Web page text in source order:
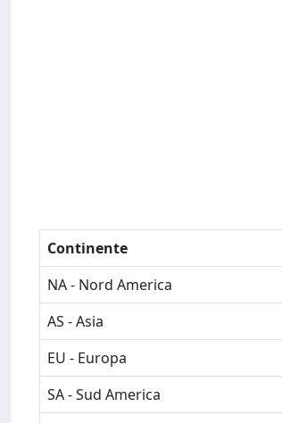
Continente
NA - Nord America
AS - Asia
EU - Europa
SA - Sud America